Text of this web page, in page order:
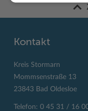
Kontakt
Kreis Stormarn
Mommsenstraße 13
23843 Bad Oldesloe
Telefon: 0 45 31 / 16